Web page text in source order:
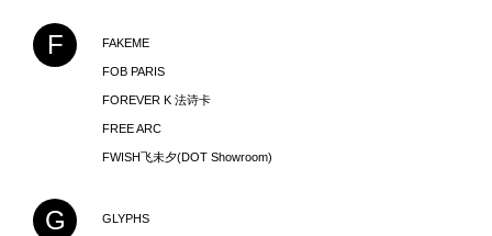
F FAKEME
FOB PARIS
FOREVER K 法诗卡
FREE ARC
FWISH飞未夕(DOT Showroom)
G GLYPHS